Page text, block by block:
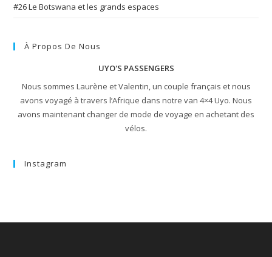
#26 Le Botswana et les grands espaces
À Propos De Nous
UYO'S PASSENGERS
Nous sommes Laurène et Valentin, un couple français et nous
avons voyagé à travers l’Afrique dans notre van 4×4 Uyo. Nous
avons maintenant changer de mode de voyage en achetant des
vélos.
Instagram